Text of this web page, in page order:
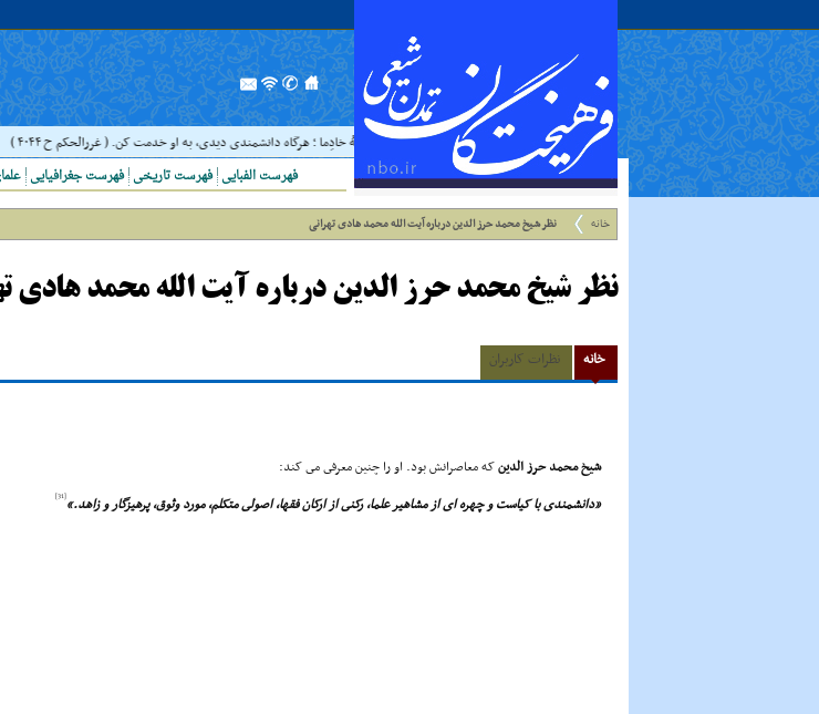
حدیث:امام علي عليه السلام فرمودند : إذا رَأيتَ عالِما فَکُن لَهُ خادِما ؛ هرگاه دانشمندى ديدى، به او خدمت کن. ( غررالحکم ح ۴۰۴۴ )
فهرست جغرافیایی فهرست تاریخی فهرست الفبایی
خانه نظر شیخ محمد حرز الدین درباره آیت الله محمد هادی تهرانی
نظر شیخ محمد حرز الدین درباره آیت الله محمد هادی
خانه نظرات کاربران
شیخ محمد حرز الدینکه معاصرانش بود. او را چنین معرفى مى کند:
«دانشمندى با کیاست و چهره اى از مشاهیر علما، رکنى از ارکان فقها، اصولى متکلم، مورد وثوق، پرهیزگار و زاهد.»[31]